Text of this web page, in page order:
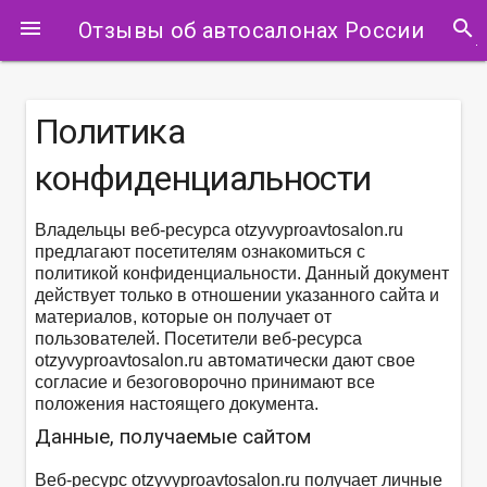
menu Отзывы об автосалонах России search
Политика
конфиденциальности
Владельцы веб-ресурса otzyvyproavtosalon.ru
предлагают посетителям ознакомиться с
политикой конфиденциальности. Данный документ
действует только в отношении указанного сайта и
материалов, которые он получает от
пользователей. Посетители веб-ресурса
otzyvyproavtosalon.ru автоматически дают свое
согласие и безоговорочно принимают все
положения настоящего документа.
Данные, получаемые сайтом
Веб-ресурс otzyvyproavtosalon.ru получает личные